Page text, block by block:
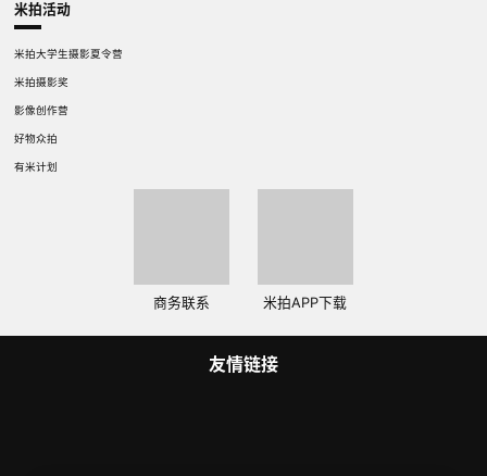
米拍活动
米拍大学生摄影夏令营
米拍摄影奖
影像创作营
好物众拍
有米计划
商务联系 米拍APP下载
友情链接